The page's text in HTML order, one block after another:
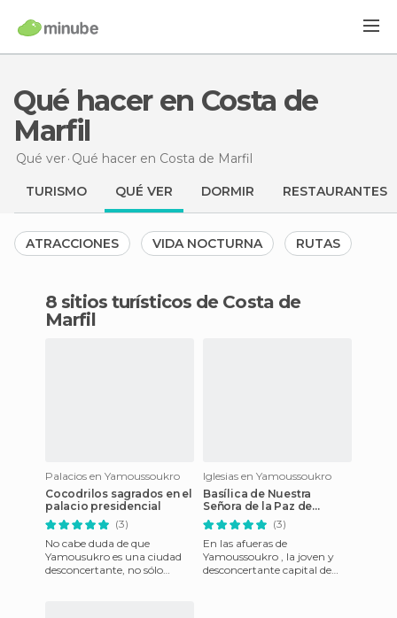
Qué hacer en Costa de
Marfil
Qué ver Qué hacer en Costa de Marfil
TURISMO QUÉ VER DORMIR RESTAURANTES
ATRACCIONES VIDA NOCTURNA RUTAS
8 sitios turísticos de Costa de
Marfil
Palacios en Yamoussoukro
Cocodrilos sagrados en el
palacio presidencial
(3)
No cabe duda de que
Yamousukro es una ciudad
desconcertante, no sólo
Iglesias en Yamoussoukro
Basílica de Nuestra
Señora de la Paz de
Yamusukro
(3)
En las afueras de
Yamoussoukro , la joven y
desconcertante capital de